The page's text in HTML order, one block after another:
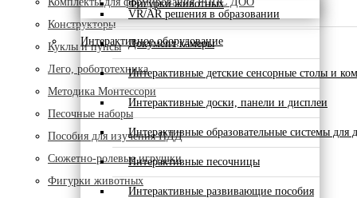
Фигурки животных
Интерактивное оборудование
VR/AR решения в образовании
Документ камеры
Интерактивные детские сенсорные столы и
Интерактивные доски, панели и дисплеи
Интерактивные образовательные системы для
Интерактивные песочницы
Интерактивные развивающие пособия
Конструкторы
Куклы и пупсы
Лего, робототехника
Методика Монтессори
Песочные наборы
Пособия для изучения ПДД
Сюжетно-ролевые игрушки
Фигурки животных